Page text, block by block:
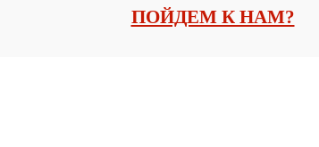
ПОЙДЕМ К НАМ?